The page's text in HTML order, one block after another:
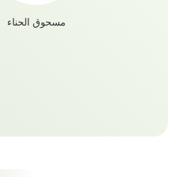
مسحوق الحناء